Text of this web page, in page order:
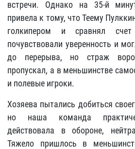
встречи. Однако на 35-й
привела к тому, что Теему
голкипером и сравнял
почувствовали уверенность и
до перерыва, но страж
пропускал, а в меньшинстве
и полевые игроки.
Хозяева пытались добиться
но наша команда
действовала в обороне,
Тяжело пришлось в